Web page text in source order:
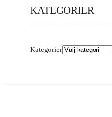
KATEGORIER
Kategorier